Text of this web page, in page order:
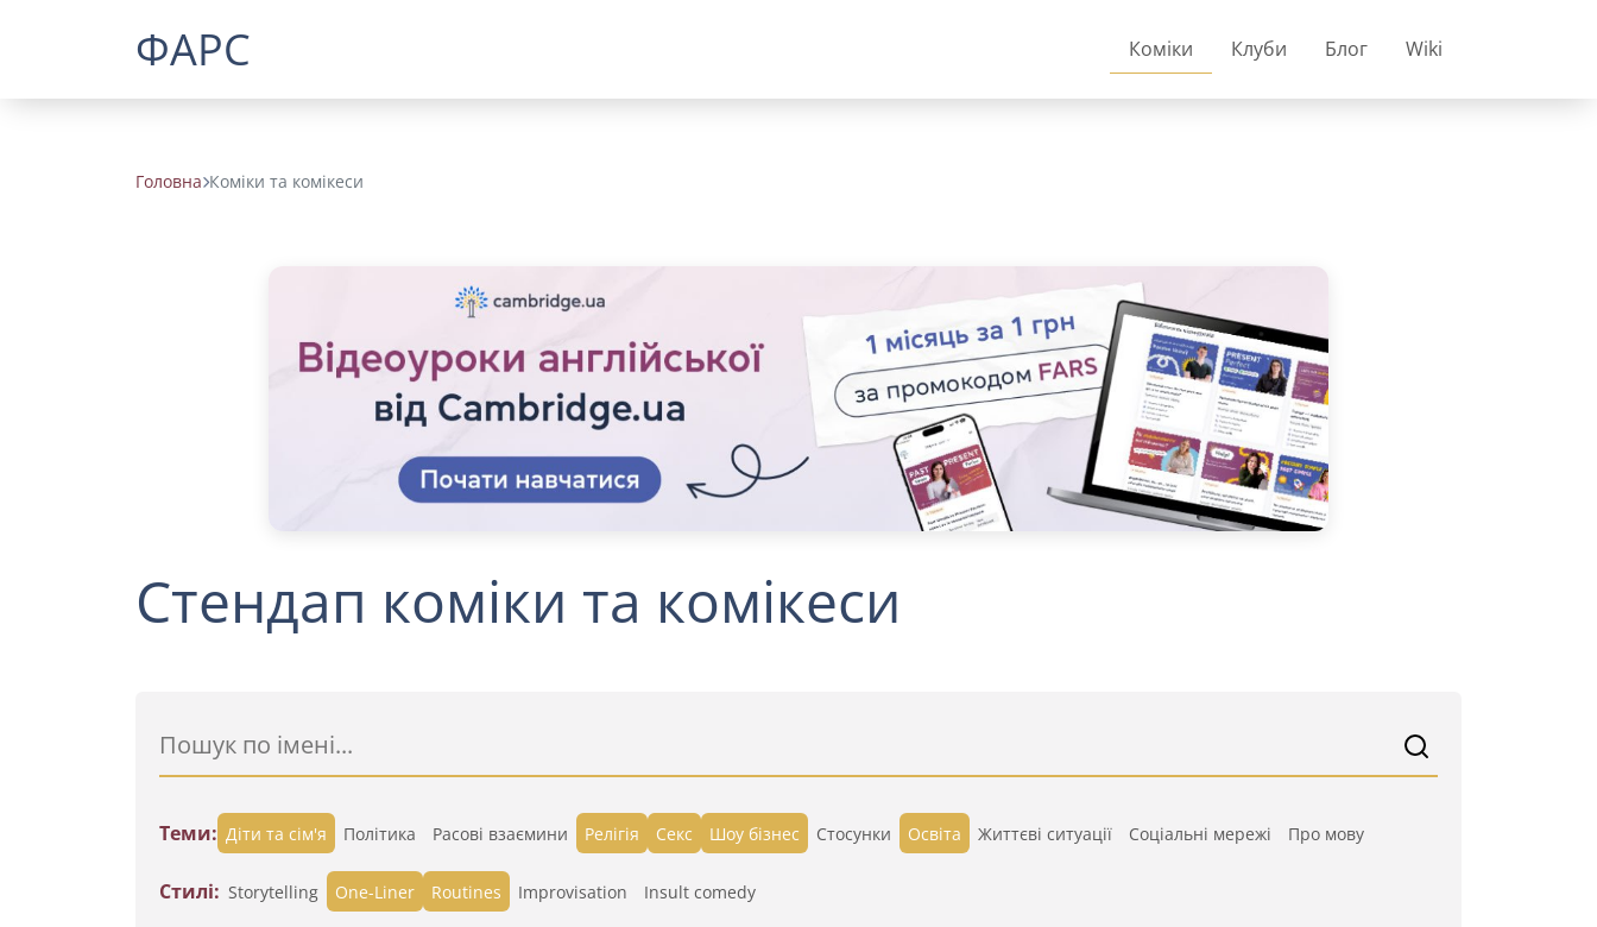
ФАРС Коміки Клуби Блог Wiki
Головна Коміки та комікеси
Стендап коміки та комікеси
Теми: Діти та сім'я Політика Расові взаємини Релігія Секс Шоу бізнес Стосунки Освіта Життєві ситуації Cоціальні мережі Про мову
Стилі: Storytelling One-Liner Routines Improvisation Insult comedy